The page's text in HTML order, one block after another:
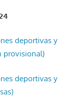
deportivas y
provisional)
deportivas y